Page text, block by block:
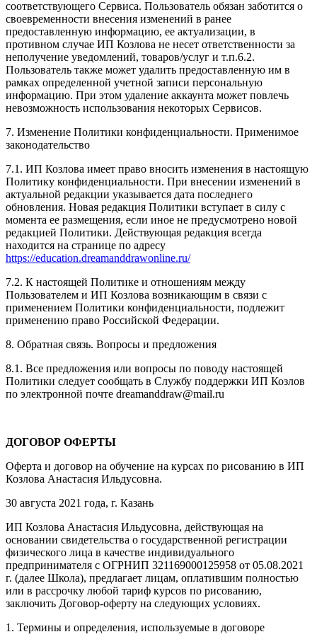
соответствующего Сервиса. Пользователь обязан заботится о
своевременности внесения изменений в ранее
предоставленную информацию, ее актуализации, в
противном случае ИП Козлова не несет ответственности за
неполучение уведомлений, товаров/услуг и т.п.6.2.
Пользователь также может удалить предоставленную им в
рамках определенной учетной записи персональную
информацию. При этом удаление аккаунта может повлечь
невозможность использования некоторых Сервисов.
7. Изменение Политики конфиденциальности. Применимое
законодательство
7.1. ИП Козлова имеет право вносить изменения в настоящую
Политику конфиденциальности. При внесении изменений в
актуальной редакции указывается дата последнего
обновления. Новая редакция Политики вступает в силу с
момента ее размещения, если иное не предусмотрено новой
редакцией Политики. Действующая редакция всегда
находится на странице по адресу
https://education.dreamanddrawonline.ru/
7.2. К настоящей Политике и отношениям между
Пользователем и ИП Козлова возникающим в связи с
применением Политики конфиденциальности, подлежит
применению право Российской Федерации.
8. Обратная связь. Вопросы и предложения
8.1. Все предложения или вопросы по поводу настоящей
Политики следует сообщать в Службу поддержки ИП Козлов
по электронной почте dreamanddraw@mail.ru
ДОГОВОР ОФЕРТЫ
Оферта и договор на обучение на курсах по рисованию в ИП
Козлова Анастасия Ильдусовна.
30 августа 2021 года, г. Казань
ИП Козлова Анастасия Ильдусовна, действующая на
основании свидетельства о государственной регистрации
физического лица в качестве индивидуального
предпринимателя с ОГРНИП 321169000125958 от 05.08.2021
г. (далее Школа), предлагает лицам, оплатившим полностью
или в рассрочку любой тариф курсов по рисованию,
заключить Договор-оферту на следующих условиях.
1. Термины и определения, используемые в договоре